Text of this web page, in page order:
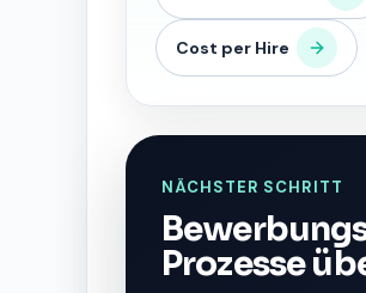
Cost per Hire
NÄCHSTER SCHRITT
Prozesse